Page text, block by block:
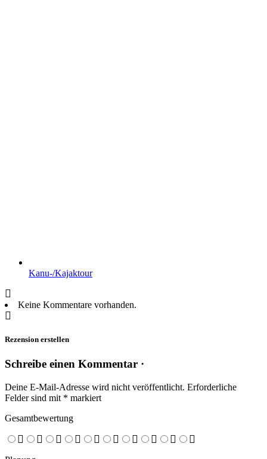
Kanu-/Kajaktour
Keine Kommentare vorhanden.
Rezension erstellen
Schreibe einen Kommentar ·
Deine E-Mail-Adresse wird nicht veröffentlicht. Erforderliche
Felder sind mit * markiert
Gesamtbewertung